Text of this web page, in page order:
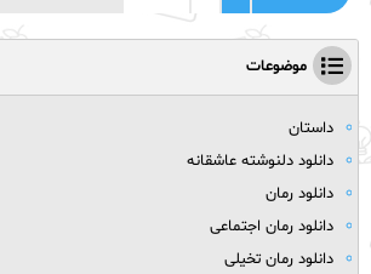
موضوعات
داستان
دانلود دلنوشته عاشقانه
دانلود رمان
دانلود رمان اجتماعی
دانلود رمان تخیلی